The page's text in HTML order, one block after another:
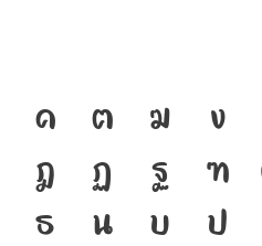
ค ฅ ฆ ง
ฎ ฏ ฐ ฑ
ธ น บ ป